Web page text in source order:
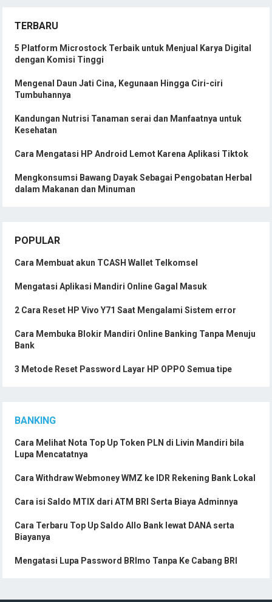
TERBARU
5 Platform Microstock Terbaik untuk Menjual Karya Digital
dengan Komisi Tinggi
Mengenal Daun Jati Cina, Kegunaan Hingga Ciri-ciri
Tumbuhannya
Kandungan Nutrisi Tanaman serai dan Manfaatnya untuk
Kesehatan
Cara Mengatasi HP Android Lemot Karena Aplikasi Tiktok
Mengkonsumsi Bawang Dayak Sebagai Pengobatan Herbal
dalam Makanan dan Minuman
POPULAR
Cara Membuat akun TCASH Wallet Telkomsel
Mengatasi Aplikasi Mandiri Online Gagal Masuk
2 Cara Reset HP Vivo Y71 Saat Mengalami Sistem error
Cara Membuka Blokir Mandiri Online Banking Tanpa Menuju
Bank
3 Metode Reset Password Layar HP OPPO Semua tipe
BANKING
Cara Melihat Nota Top Up Token PLN di Livin Mandiri bila
Lupa Mencatatnya
Cara Withdraw Webmoney WMZ ke IDR Rekening Bank Lokal
Cara isi Saldo MTIX dari ATM BRI Serta Biaya Adminnya
Cara Terbaru Top Up Saldo Allo Bank lewat DANA serta
Biayanya
Mengatasi Lupa Password BRImo Tanpa Ke Cabang BRI